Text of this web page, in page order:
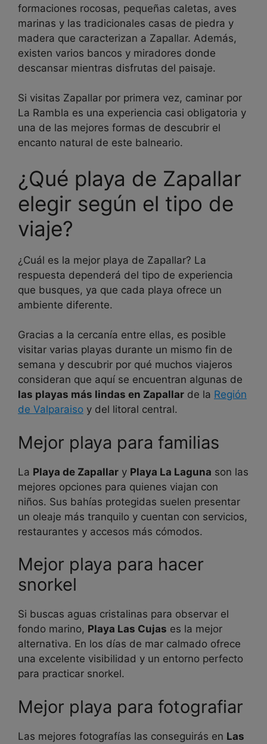
formaciones rocosas, pequeñas caletas, aves
marinas y las tradicionales casas de piedra y
madera que caracterizan a Zapallar. Además,
existen varios bancos y miradores donde
descansar mientras disfrutas del paisaje.
Si visitas Zapallar por primera vez, caminar por
La Rambla es una experiencia casi obligatoria y
una de las mejores formas de descubrir el
encanto natural de este balneario.
¿Qué playa de Zapallar
elegir según el tipo de
viaje?
¿Cuál es la mejor playa de Zapallar? La
respuesta dependerá del tipo de experiencia
que busques, ya que cada playa ofrece un
ambiente diferente.
Gracias a la cercanía entre ellas, es posible
visitar varias playas durante un mismo fin de
semana y descubrir por qué muchos viajeros
consideran que aquí se encuentran algunas de
las playas más lindas en Zapallar de la Región
de Valparaiso y del litoral central.
Mejor playa para familias
La Playa de Zapallar y Playa La Laguna son las
mejores opciones para quienes viajan con
niños. Sus bahías protegidas suelen presentar
un oleaje más tranquilo y cuentan con servicios,
restaurantes y accesos más cómodos.
Mejor playa para hacer
snorkel
Si buscas aguas cristalinas para observar el
fondo marino, Playa Las Cujas es la mejor
alternativa. En los días de mar calmado ofrece
una excelente visibilidad y un entorno perfecto
para practicar snorkel.
Mejor playa para fotografiar
Las mejores fotografías las conseguirás en Las